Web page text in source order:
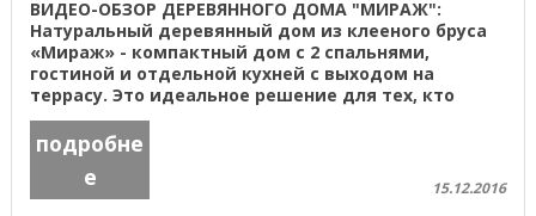
ВИДЕО-ОБЗОР ДЕРЕВЯННОГО ДОМА "МИРАЖ":
Натуральный деревянный дом из клееного бруса
«Мираж» - компактный дом с 2 спальнями,
гостиной и отдельной кухней с выходом на
террасу. Это идеальное решение для тех, кто
ищет небольшой дом для постоянного ...
подробне
е
15.12.2016